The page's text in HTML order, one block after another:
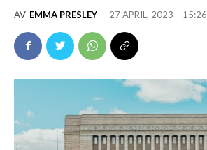
AV EMMA PRESLEY - 27 APRIL, 2023 – 15:26